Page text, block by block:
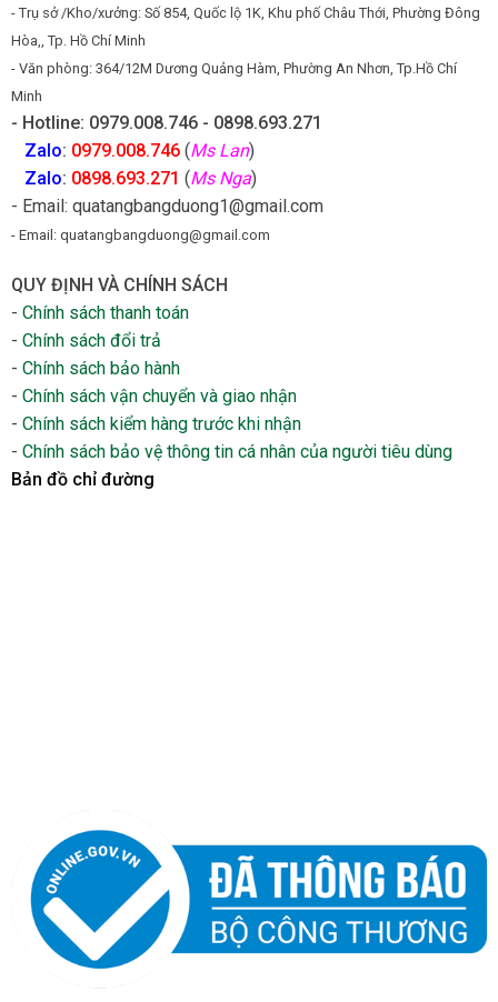
- Trụ sở /Kho/xưởng: Số 854, Quốc lộ 1K, Khu phố Châu Thới, Phường Đông
Hòa,, Tp. Hồ Chí Minh
- Văn phòng: 364/12M Dương Quảng Hàm, Phường An Nhơn, Tp.Hồ Chí
Minh
- Hotline: 0979.008.746 - 0898.693.271
Zalo: 0979.008.746 (Ms Lan)
Zalo: 0898.693.271 (Ms Nga)
- Email: quatangbangduong1@gmail.com
- Email: quatangbangduong@gmail.com
QUY ĐỊNH VÀ CHÍNH SÁCH
- Chính sách thanh toán
- Chính sách đổi trả
- Chính sách bảo hành
- Chính sách vận chuyển và giao nhận
- Chính sách kiểm hàng trước khi nhận
- Chính sách bảo vệ thông tin cá nhân của người tiêu dùng
Bản đồ chỉ đường